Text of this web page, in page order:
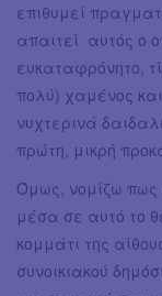
επιθυμεί
απαιτεί αυτός ο
ευκαταφρόνητο,
πολύ) χαμένος
νυχτερινά
πρώτη, μικρή
Όμως, νομίζω πως
μέσα σε αυτό το
κομμάτι της
συνοικιακού